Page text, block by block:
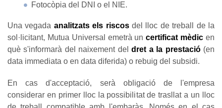
Fotocòpia del DNI o el NIE.
Una vegada analitzats els riscosdel lloc de treball de la
sol·licitant, Mutua Universal emetrà uncertificat mèdicen
què s'informarà del naixement deldret a la prestació(en
data immediata o en data diferida) o rebuig del subsidi.
En cas d'acceptació, serà obligació de l'empresa
considerar en primer lloc la possibilitat de trasllat a un lloc